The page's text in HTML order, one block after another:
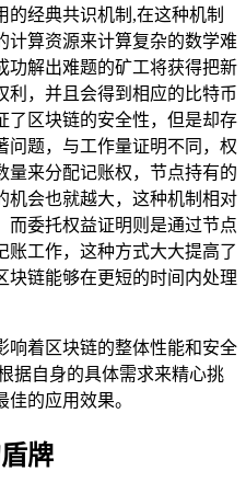
的经典共识机制,在这种机制
计算资源来计算复杂的数学难
功解出难题的矿工将获得把新
利，并且会得到相应的比特币
了区块链的安全性，但是却存
问题，与工作量证明不同，权
量来分配记账权，节点持有的
机会也就越大，这种机制相对
而委托权益证明则是通过节点
账工作，这种方式大大提高了
块链能够在更短的时间内处理
响着区块链的整体性能和安全
据自身的具体需求来精心挑
的应用效果。
牌